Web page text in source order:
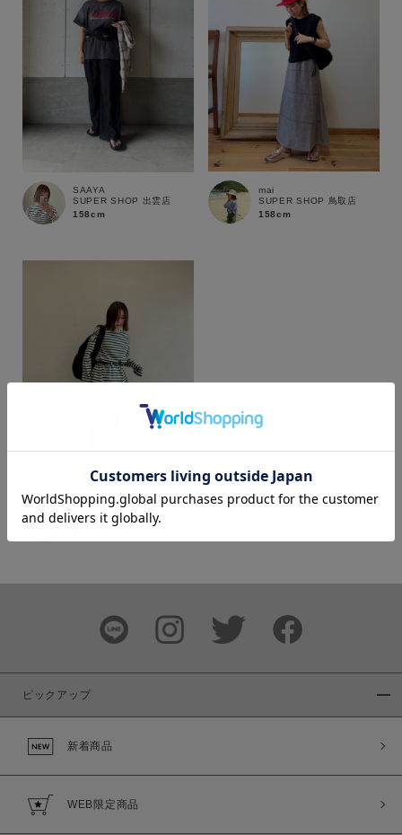
在庫
SAAYA
SUPER SHOP 出雲店
158cm
mai
SUPER SHOP 鳥取店
158cm
mai
SUPER SHOP 鳥取店
ピックアップ
新着商品
WEB限定商品